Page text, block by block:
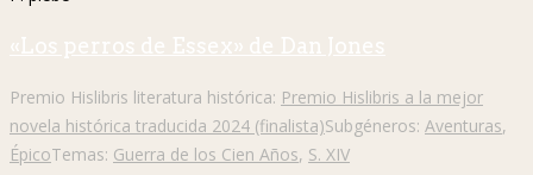
«Los perros de Essex» de Dan Jones
Premio Hislibris literatura histórica: Premio Hislibris a la mejor
novela histórica traducida 2024 (finalista)Subgéneros: Aventuras,
ÉpicoTemas: Guerra de los Cien Años, S. XIV